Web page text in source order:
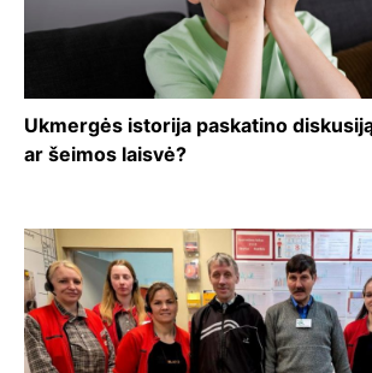
Ukmergės istorija paskatino
ar šeimos laisvė?